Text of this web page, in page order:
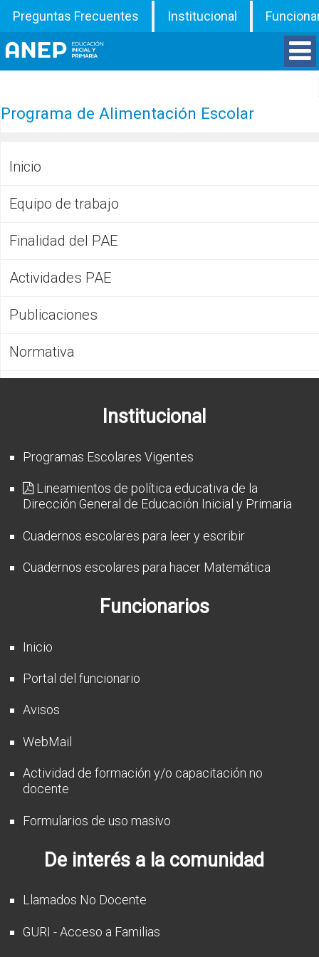
Preguntas Frecuentes Institucional
Inspecciones
Programas
ATD
Documentos
CFP
Programa de Alimentación Escolar
Inicio
Equipo de trabajo
Finalidad del PAE
Actividades PAE
Publicaciones
Normativa
Institucional
Programas Escolares Vigentes
Lineamientos de política educativa de la
Dirección General de Educación Inicial y Primaria
Cuadernos escolares para leer y escribir
Cuadernos escolares para hacer Matemática
Funcionarios
Inicio
Portal del funcionario
Avisos
WebMail
Actividad de formación y/o capacitación no
docente
Formularios de uso masivo
De interés a la comunidad
Llamados No Docente
GURI - Acceso a Familias